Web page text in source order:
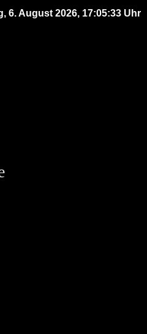
6. August 2026, 17:05:33 Uhr